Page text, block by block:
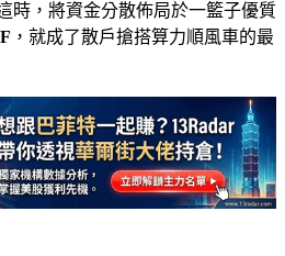
時，將資金分散佈局於一籃子優質
，就成了散戶搶搭算力順風車的最